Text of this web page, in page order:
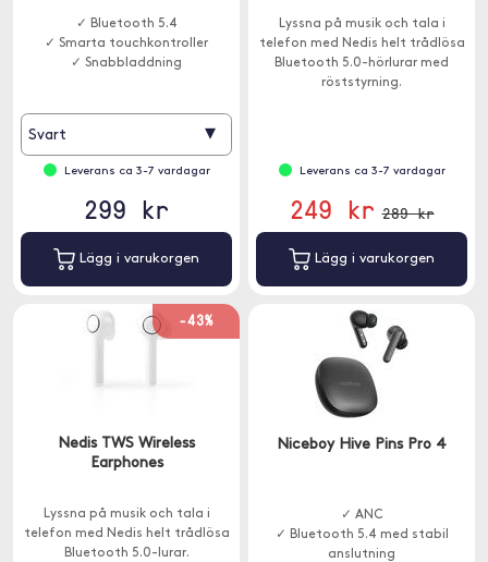
✓ Bluetooth 5.4
✓ Smarta touchkontroller
✓ Snabbladdning
Svart ▾
Leverans ca 3-7 vardagar
299 kr
Lägg i varukorgen
Lyssna på musik och tala i
telefon med Nedis helt trådlösa
Bluetooth 5.0-hörlurar med
röststyrning.
Leverans ca 3-7 vardagar
249 kr 289 kr
Lägg i varukorgen
-43%
Nedis TWS Wireless
Earphones
Lyssna på musik och tala i
telefon med Nedis helt trådlösa
Bluetooth 5.0-lurar.
Niceboy Hive Pins Pro 4
✓ ANC
✓ Bluetooth 5.4 med stabil
anslutning